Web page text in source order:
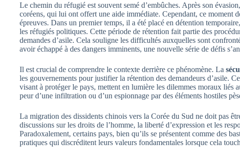
Le chemin du réfugié est souvent semé d’embûches. Après son
coréens, qui lui ont offert une aide immédiate. Cependant, ce moment
épreuves. Dans un premier temps, il a été placé en détention
les réfugiés politiques. Cette période de rétention fait partie des
demandes d’asile. Cela souligne les difficultés auxquelles sont
avoir échappé à des dangers imminents, une nouvelle série de défis
Il est crucial de comprendre le contexte derrière ce phénomène. La
les gouvernements pour justifier la rétention des demandeurs d’asile.
visant à protéger le pays, mettent en lumière les dilemmes moraux liés
peur d’une infiltration ou d’un espionnage par des éléments hostiles
La migration des dissidents chinois vers la Corée du Sud ne doit pas
discussions sur les droits de l’homme, la liberté d’expression et les
Paradoxalement, certains pays, bien qu’ils se présentent comme des
pratiques qui discréditent leurs valeurs fondamentales lorsque cela